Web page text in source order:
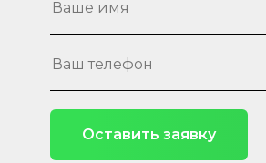
Оставить заявку